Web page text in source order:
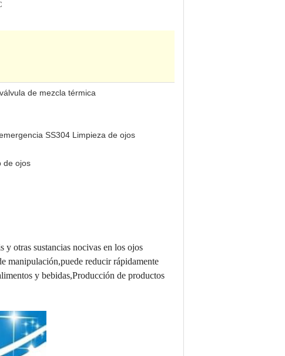
de mezcla térmica
SS304 Limpieza de ojos
de ojos
y otras sustancias nocivas en los ojos
manipulación,puede reducir rápidamente
y bebidas,Producción de productos